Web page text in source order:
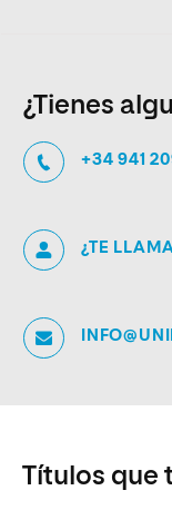
¿Tienes
+34 941
¿TE
Títulos que